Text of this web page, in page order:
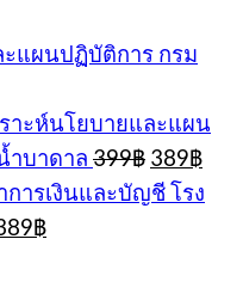
าะห์นโยบายและแผน
ำบาดาล 399฿ Original
price
was:
389฿
is:
ารเงินและบัญชี โรง
฿Current